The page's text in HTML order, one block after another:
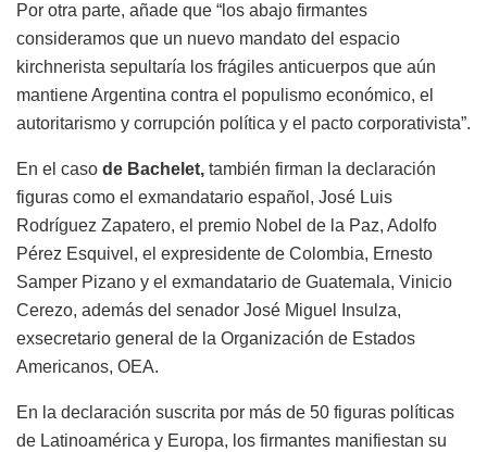
Por otra parte, añade que “los abajo firmantes
consideramos que un nuevo mandato del espacio
kirchnerista sepultaría los frágiles anticuerpos que aún
mantiene Argentina contra el populismo económico, el
autoritarismo y corrupción política y el pacto corporativista”.
En el caso de Bachelet, también firman la declaración
figuras como el exmandatario español, José Luis
Rodríguez Zapatero, el premio Nobel de la Paz, Adolfo
Pérez Esquivel, el expresidente de Colombia, Ernesto
Samper Pizano y el exmandatario de Guatemala, Vinicio
Cerezo, además del senador José Miguel Insulza,
exsecretario general de la Organización de Estados
Americanos, OEA.
En la declaración suscrita por más de 50 figuras políticas
de Latinoamérica y Europa, los firmantes manifiestan su